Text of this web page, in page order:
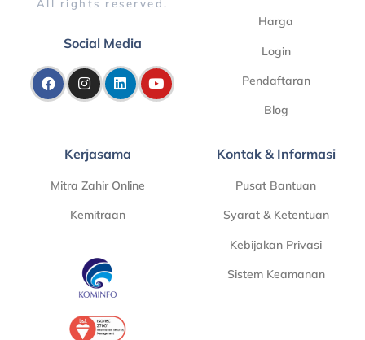
All rights reserved.
Social Media
Harga
Login
Pendaftaran
Blog
Kerjasama
Mitra Zahir Online
Kemitraan
Kontak & Informasi
Pusat Bantuan
Syarat & Ketentuan
Kebijakan Privasi
Sistem Keamanan